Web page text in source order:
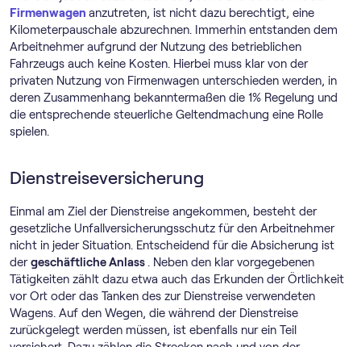
Firmenwagen anzutreten, ist nicht dazu berechtigt, eine
Kilometerpauschale abzurechnen. Immerhin entstanden dem
Arbeitnehmer aufgrund der Nutzung des betrieblichen
Fahrzeugs auch keine Kosten. Hierbei muss klar von der
privaten Nutzung von Firmenwagen unterschieden werden, in
deren Zusammenhang bekanntermaßen die 1% Regelung und
die entsprechende steuerliche Geltendmachung eine Rolle
spielen.
Dienstreiseversicherung
Einmal am Ziel der Dienstreise angekommen, besteht der
gesetzliche Unfallversicherungsschutz für den Arbeitnehmer
nicht in jeder Situation. Entscheidend für die Absicherung ist
dergeschäftliche Anlass . Neben den klar vorgegebenen
Tätigkeiten zählt dazu etwa auch das Erkunden der Örtlichkeit
vor Ort oder das Tanken des zur Dienstreise verwendeten
Wagens. Auf den Wegen, die während der Dienstreise
zurückgelegt werden müssen, ist ebenfalls nur ein Teil